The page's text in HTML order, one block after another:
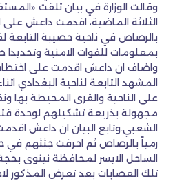
وقالت الوزارة في بيان تلقت
الثلاثة الماضية، اقدمت داعش على
بالرصاص في ناحية حصيبة التابعة
بمعلومات للقوات الامنية وتحديدا
المشهد التابعة لناحية البغدادي
على الناحية والقرى المحيطة بها
مجهولة بذريعة تشكيلهم لوحدة
الشعبي.وتابع البيان ان داعش
رمياً بالرصاص ثم احرقت جثثهم في
الساحل الايسر لمحافظة نينوى
تلك العصابات بعد تعرض المذكور